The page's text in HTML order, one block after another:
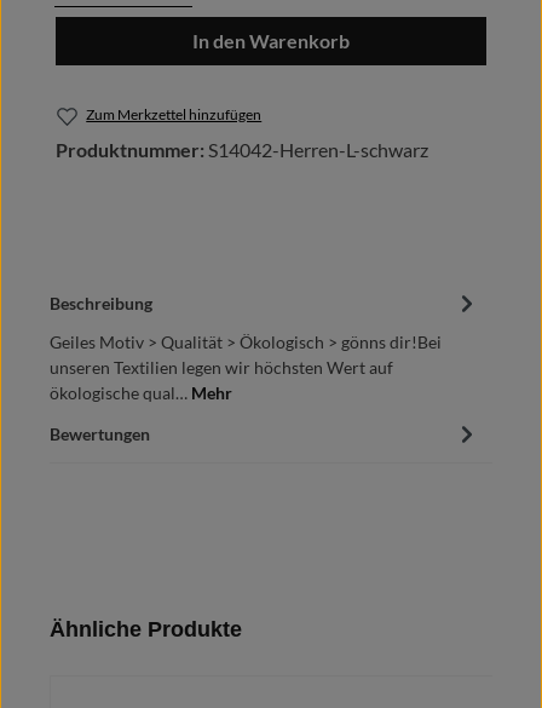
In den Warenkorb
Zum Merkzettel hinzufügen
Produktnummer: S14042-Herren-L-schwarz
Beschreibung
Geiles Motiv > Qualität > Ökologisch > gönns dir!Bei
unseren Textilien legen wir höchsten Wert auf
ökologische qual… Mehr
Bewertungen
Produktgalerie überspringen
Ähnliche Produkte